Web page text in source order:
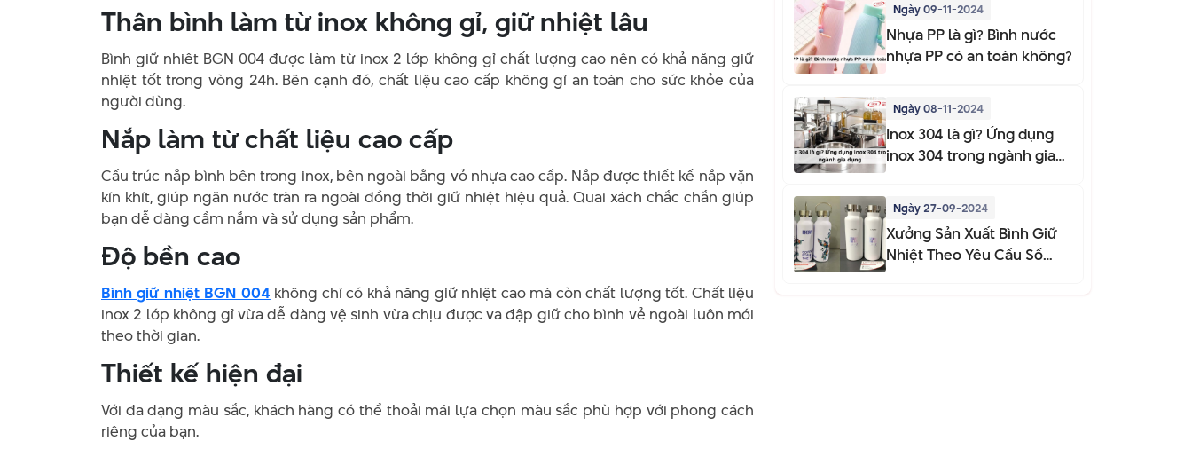
Thân bình làm từ inox không gỉ, giữ nhiệt lâu
Bình giữ nhiêt BGN 004 được làm từ inox 2 lớp không gỉ chất lượng cao nên có khả năng giữ
nhiệt tốt trong vòng 24h. Bên cạnh đó, chất liệu cao cấp không gỉ an toàn cho sức khỏe của
người dùng.
Nắp làm từ chất liệu cao cấp
Cấu trúc nắp bình bên trong inox, bên ngoài bằng vỏ nhựa cao cấp. Nắp được thiết kế nắp vặn
kín khít, giúp ngăn nước tràn ra ngoài đồng thời giữ nhiệt hiệu quả. Quai xách chắc chắn giúp
bạn dễ dàng cầm nắm và sử dụng sản phẩm.
Độ bền cao
Bình giữ nhiệt BGN 004 không chỉ có khả năng giữ nhiệt cao mà còn chất lượng tốt. Chất liệu
inox 2 lớp không gỉ vừa dễ dàng vệ sinh vừa chịu được va đập giữ cho bình vẻ ngoài luôn mới
theo thời gian.
Thiết kế hiện đại
Với đa dạng màu sắc, khách hàng có thể thoải mái lựa chọn màu sắc phù hợp với phong cách
riêng của bạn.
Ngày 09-11-2024
Nhựa PP là gì? Bình nước
nhựa PP có an toàn không?
Ngày 08-11-2024
Inox 304 là gì? Ứng dụng
inox 304 trong ngành gia
Ngày 27-09-2024
Xưởng Sản Xuất Bình Giữ
Nhiệt Theo Yêu Cầu Số